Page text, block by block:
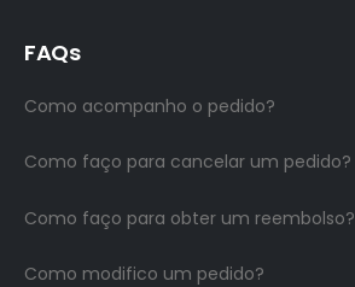
FAQs
Como acompanho o pedido?
Como faço para cancelar um pedido?
Como faço para obter um reembolso?
Como modifico um pedido?